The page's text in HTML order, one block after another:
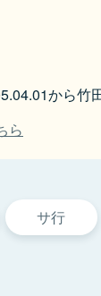
から竹
ら
サ行